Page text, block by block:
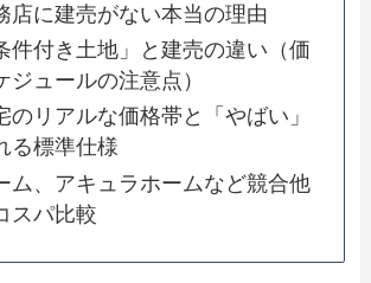
店に建売がない本当の理由
件付き土地」と建売の違い（価
ジュールの注意点）
のリアルな価格帯と「やばい」
る標準仕様
ム、アキュラホームなど競合他
スパ比較